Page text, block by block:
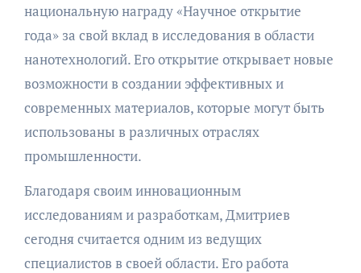
национальную награду «Научное открытие
года» за свой вклад в исследования в области
нанотехнологий. Его открытие открывает новые
возможности в создании эффективных и
современных материалов, которые могут быть
использованы в различных отраслях
промышленности.
Благодаря своим инновационным
исследованиям и разработкам, Дмитриев
сегодня считается одним из ведущих
специалистов в своей области. Его работа